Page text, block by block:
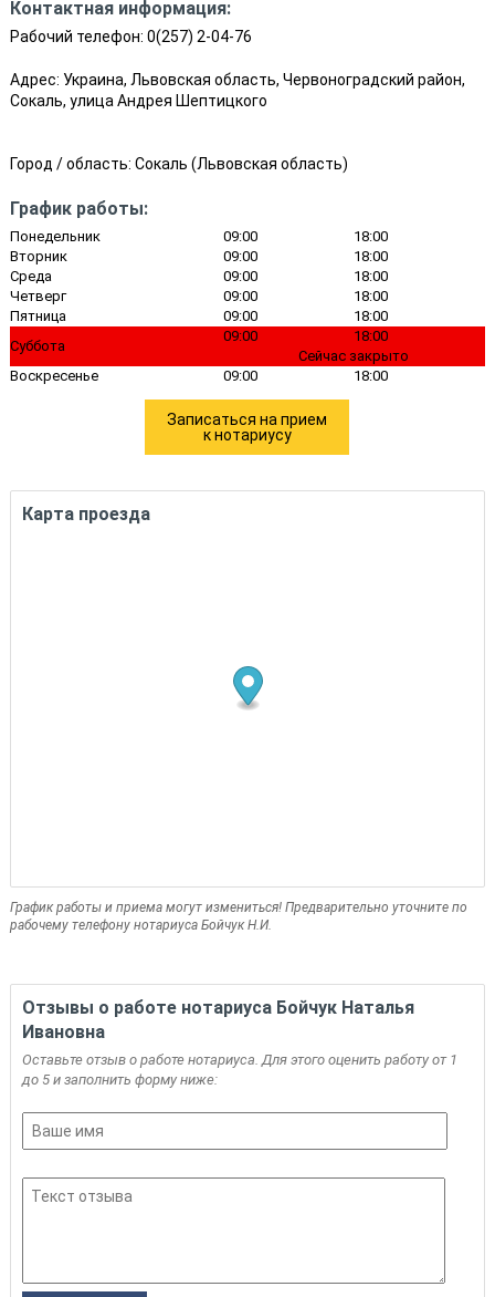
Контактная информация:
Рабочий телефон: 0(257) 2-04-76
Адрес: Украина, Львовская область, Червоноградский район,
Сокаль, улица Андрея Шептицкого
Город / область: Сокаль (Львовская область)
График работы:
Понедельник 09:00
18:00
Вторник
09:00
18:00
Среда
09:00
18:00
Четверг
09:00
18:00
Пятница
09:00
18:00
Суббота
09:00
18:00
Сейчас закрыто
Воскресенье
09:00 18:00
Записаться на прием
к нотариусу
Карта проезда
График работы и приема могут измениться! Предварительно уточните по
рабочему телефону нотариуса Бойчук Н.И.
Отзывы о работе нотариуса Бойчук Наталья
Ивановна
Оставьте отзыв о работе нотариуса. Для этого оценить работу от 1
до 5 и заполнить форму ниже: